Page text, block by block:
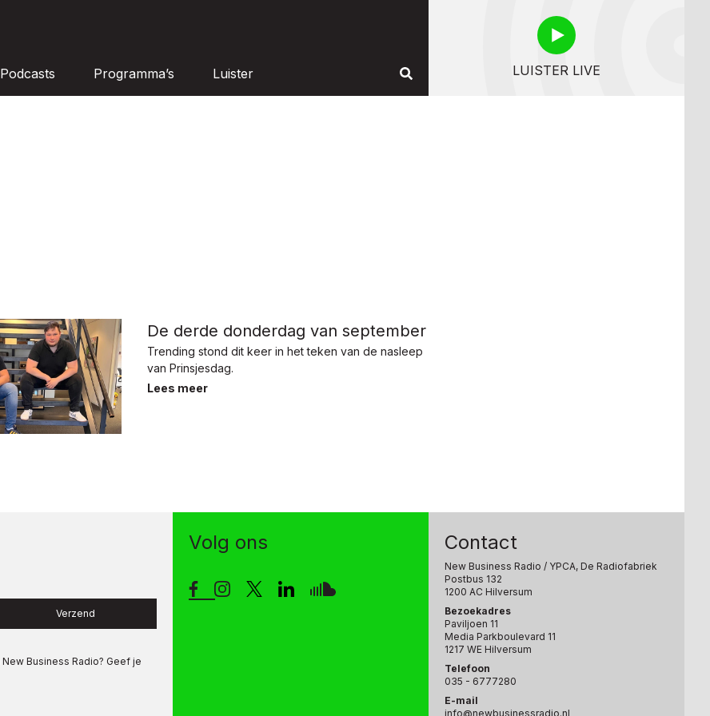
Podcasts Programma’s Luister LUISTER LIVE
De derde donderdag van september
Trending stond dit keer in het teken van de nasleep
van Prinsjesdag.
Lees meer
Verzend
New Business Radio? Geef je
Volg ons Contact
New Business Radio / YPCA, De Radiofabriek
Postbus 132
1200 AC Hilversum
Bezoekadres
Paviljoen 11
Media Parkboulevard 11
1217 WE Hilversum
Telefoon
035 - 6777280
E-mail
info@newbusinessradio.nl